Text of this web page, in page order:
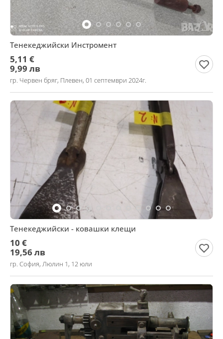
Тенекеджийски Инстромент
5,11 €
9,99 лв
гр. Червен бряг, Плевен, 01 септември 2024г.
Тенекеджийски - ковашки клещи
10 €
19,56 лв
гр. София, Люлин 1, 12 юли